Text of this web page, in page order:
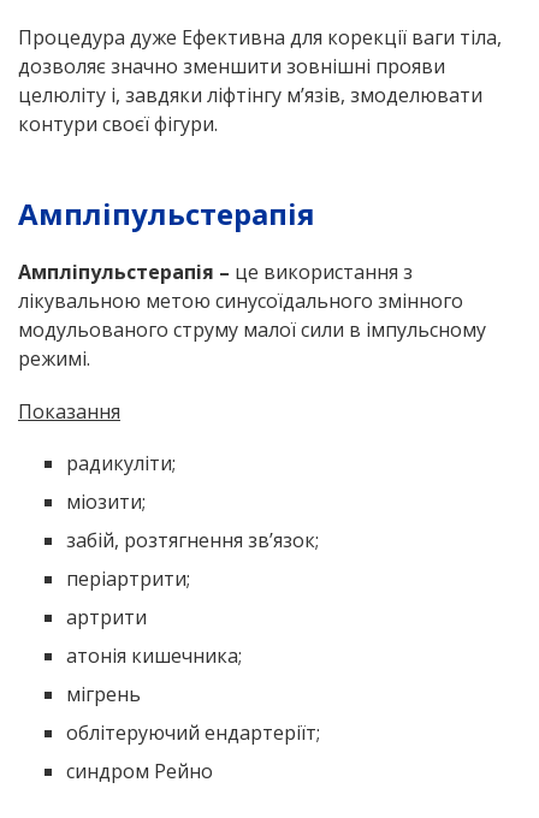
Процедура дуже Ефективна для корекції ваги тіла,
дозволяє значно зменшити зовнішні прояви
целюліту і, завдяки ліфтінгу м’язів, змоделювати
контури своєї фігури.
Ампліпульстерапія
Ампліпульстерапія – це використання з
лікувальною метою синусоїдального змінного
модульованого струму малої сили в імпульсному
режимі.
Показання
радикуліти;
міозити;
забій, розтягнення зв’язок;
періартрити;
артрити
атонія кишечника;
мігрень
облітеруючий ендартеріїт;
синдром Рейно